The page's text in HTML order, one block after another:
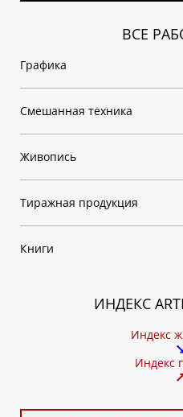
ВСЕ
Графика
Смешанная техника
Живопись
Тиражная продукция
Книги
ИНДЕКС
Индекс
Индекс